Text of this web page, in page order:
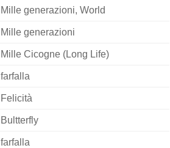
Mille generazioni, World
Mille generazioni
Mille Cicogne (Long Life)
farfalla
Felicità
Bultterfly
farfalla